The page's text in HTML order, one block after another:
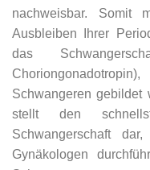
nachweisbar. Somit
Ausbleiben Ihrer
das
Schwangeren
stellt den
Schwangerschaft
Gynäkologen